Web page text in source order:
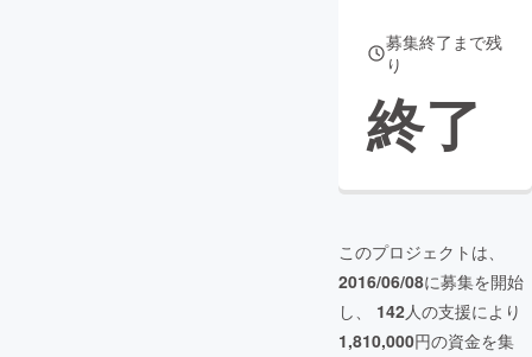
募集終了まで残
り
終了
このプロジェクトは、
2016/06/08に募集を開始
し、 142人の支援により
1,810,000円の資金を集